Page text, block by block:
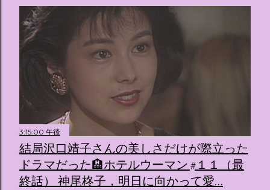
3:15:00 午後
結局沢口靖子さんの美しさだけが際立った
ドラマだった🏨ホテルウーマン #１１（最
終話） 神尾柊子，明日に向かって愛…